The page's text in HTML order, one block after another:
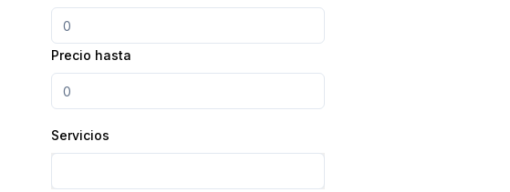
Precio hasta
Servicios